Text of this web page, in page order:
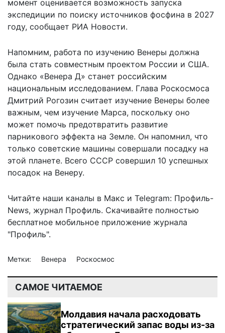
момент оценивается возможность запуска
экспедиции по поиску источников фосфина в 2027
году, сообщает РИА Новости.
Напомним, работа по изучению Венеры должна
была стать совместным проектом России и США.
Однако «Венера Д» станет российским
национальным исследованием. Глава Роскосмоса
Дмитрий Рогозин считает изучение Венеры более
важным, чем изучение Марса, поскольку оно
может помочь предотвратить развитие
парникового эффекта на Земле. Он напомнил, что
только советские машины совершали посадку на
этой планете. Всего СССР совершил 10 успешных
посадок на Венеру.
Читайте наши каналы в Макс и Telegram: Профиль-
News, журнал Профиль. Скачивайте полностью
бесплатное мобильное приложение журнала
"Профиль".
Метки: Венера Роскосмос
САМОЕ ЧИТАЕМОЕ
Молдавия начала расходовать
стратегический запас воды из-за